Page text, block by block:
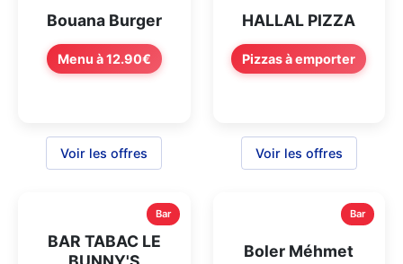
Bouana Burger
Menu à 12.90€
Voir les offres
HALLAL PIZZA
Pizzas à emporter
Voir les offres
Bar
BAR TABAC LE
Bar
Boler Méhmet